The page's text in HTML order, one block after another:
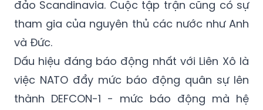
được tiến hành trên phạm vi lớn nhất, trải
dài trên khắp châu Âu, từ Thổ Nhĩ Kỳ tới bán
đảo Scandinavia. Cuộc tập trận cũng có sự
tham gia của nguyên thủ các nước như Anh
và Đức.
Dấu hiệu đáng báo động nhất với Liên Xô là